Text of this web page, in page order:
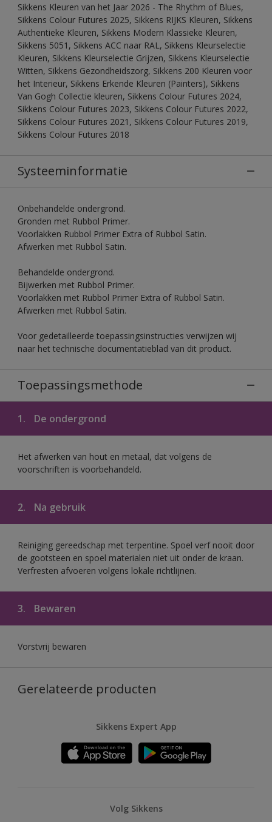
Sikkens Kleuren van het Jaar 2026 - The Rhythm of Blues,
Sikkens Colour Futures 2025, Sikkens RIJKS Kleuren, Sikkens
Authentieke Kleuren, Sikkens Modern Klassieke Kleuren,
Sikkens 5051, Sikkens ACC naar RAL, Sikkens Kleurselectie
Kleuren, Sikkens Kleurselectie Grijzen, Sikkens Kleurselectie
Witten, Sikkens Gezondheidszorg, Sikkens 200 Kleuren voor
het Interieur, Sikkens Erkende Kleuren (Painters), Sikkens
Van Gogh Collectie kleuren, Sikkens Colour Futures 2024,
Sikkens Colour Futures 2023, Sikkens Colour Futures 2022,
Sikkens Colour Futures 2021, Sikkens Colour Futures 2019,
Sikkens Colour Futures 2018
Systeeminformatie
Onbehandelde ondergrond.
Gronden met Rubbol Primer.
Voorlakken Rubbol Primer Extra of Rubbol Satin.
Afwerken met Rubbol Satin.
Behandelde ondergrond.
Bijwerken met Rubbol Primer.
Voorlakken met Rubbol Primer Extra of Rubbol Satin.
Afwerken met Rubbol Satin.
Voor gedetailleerde toepassingsinstructies verwijzen wij
naar het technische documentatieblad van dit product.
Toepassingsmethode
1. De ondergrond
Het afwerken van hout en metaal, dat volgens de
voorschriften is voorbehandeld.
2. Na gebruik
Reiniging gereedschap met terpentine. Spoel verf nooit door
de gootsteen en spoel materialen niet uit onder de kraan.
Verfresten afvoeren volgens lokale richtlijnen.
3. Bewaren
Vorstvrij bewaren
Gerelateerde producten
Sikkens Expert App
Volg Sikkens